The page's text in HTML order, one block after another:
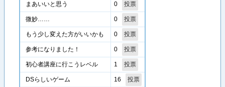
まあいいと思う 0
微妙…… 0
もう少し変えた方がいいかも 0
参考になりました！ 0
初心者講座に行こうレベル 1
DSらしいゲーム 16